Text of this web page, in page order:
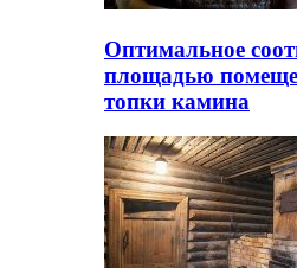
Оптимальное
площадью
топки камина